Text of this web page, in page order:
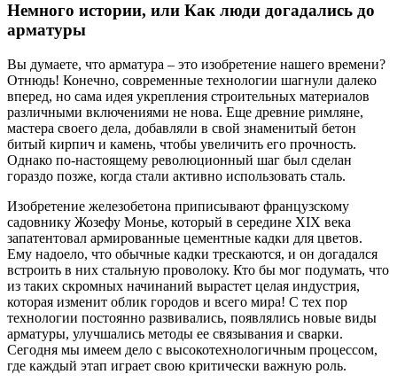
Немного истории, или Как люди догадались до
арматуры
Вы думаете, что арматура – это изобретение нашего времени?
Отнюдь! Конечно, современные технологии шагнули далеко
вперед, но сама идея укрепления строительных материалов
различными включениями не нова. Еще древние римляне,
мастера своего дела, добавляли в свой знаменитый бетон
битый кирпич и камень, чтобы увеличить его прочность.
Однако по-настоящему революционный шаг был сделан
гораздо позже, когда стали активно использовать сталь.
Изобретение железобетона приписывают французскому
садовнику Жозефу Монье, который в середине XIX века
запатентовал армированные цементные кадки для цветов.
Ему надоело, что обычные кадки трескаются, и он догадался
встроить в них стальную проволоку. Кто бы мог подумать, что
из таких скромных начинаний вырастет целая индустрия,
которая изменит облик городов и всего мира! С тех пор
технологии постоянно развивались, появлялись новые виды
арматуры, улучшались методы ее связывания и сварки.
Сегодня мы имеем дело с высокотехнологичным процессом,
где каждый этап играет свою критически важную роль.